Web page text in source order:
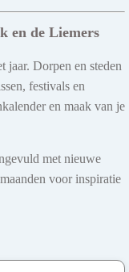
en de Liemers
jaar. Dorpen en steden
festivals en
en maak van je
met nieuwe
voor inspiratie